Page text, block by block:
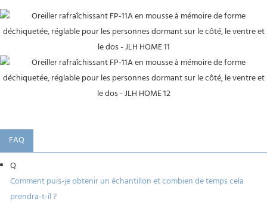
FAQ
Q
Comment puis-je obtenir un échantillon et combien de temps cela
prendra-t-il ?